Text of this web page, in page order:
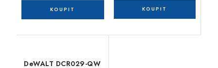
DeWALT DCR029-QW